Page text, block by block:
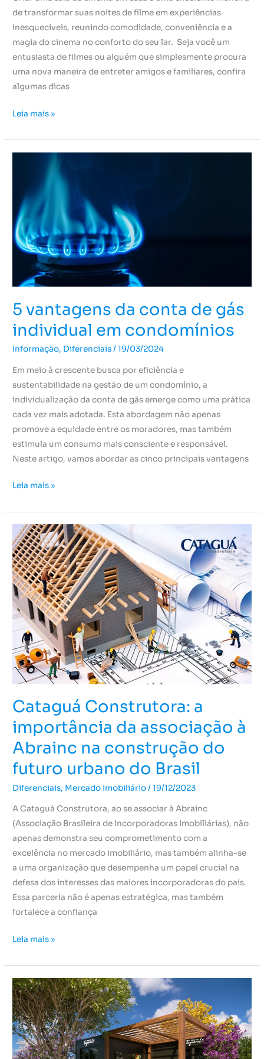
de transformar suas noites de filme em experiências
inesquecíveis, reunindo comodidade, conveniência e a
magia do cinema no conforto do seu lar. Seja você um
entusiasta de filmes ou alguém que simplesmente procura
uma nova maneira de entreter amigos e familiares, confira
algumas dicas
Leia mais »
5 vantagens da conta de gás
individual em condomínios
Informação, Diferenciais/19/03/2024
Em meio à crescente busca por eficiência e
sustentabilidade na gestão de um condomínio, a
individualização da conta de gás emerge como uma prática
cada vez mais adotada. Esta abordagem não apenas
promove a equidade entre os moradores, mas também
estimula um consumo mais consciente e responsável.
Neste artigo, vamos abordar as cinco principais vantagens
vantagens
conta
de
gás
individual
condomínios
Leia mais »
Cataguá Construtora: a
importância da associação à
Abrainc na construção do
futuro urbano do Brasil
Diferenciais, Mercado Imobiliário/19/12/2023
A Cataguá Construtora, ao se associar à Abrainc
(Associação Brasileira de Incorporadoras Imobiliárias), não
apenas demonstra seu comprometimento com a
excelência no mercado imobiliário, mas também alinha-se
a uma organização que desempenha um papel crucial na
defesa dos interesses das maiores incorporadoras do país.
Essa parceria não é apenas estratégica, mas também
fortalece a confiança
Cataguá
Construtora:
a
importância
da
associação
à
Abrainc
na
construção
do
urbano
do
Brasil
Leia mais »
Como
funciona
o
mercadinho
dentro